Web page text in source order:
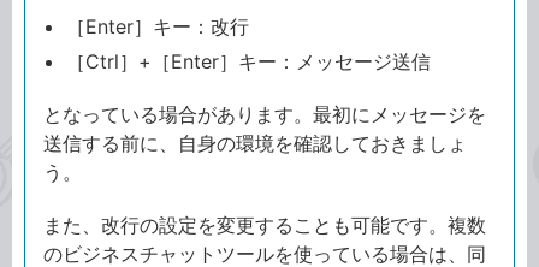
［Enter］キー：改行
［Ctrl］+［Enter］キー：メッセージ送信
となっている場合があります。最初にメッセージを
送信する前に、自身の環境を確認しておきましょ
う。
また、改行の設定を変更することも可能です。複数
のビジネスチャットツールを使っている場合は、同